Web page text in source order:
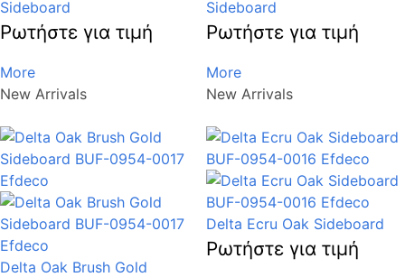
Sideboard
Ρωτήστε για τιμή
More
New Arrivals
Sideboard
Ρωτήστε για τιμή
More
New Arrivals
Delta Oak Brush Gold
Delta Ecru Oak Sideboard
Ρωτήστε για τιμή